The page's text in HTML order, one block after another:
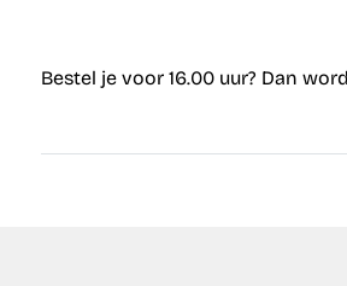
Bestel je voor 16.00 uur? Dan